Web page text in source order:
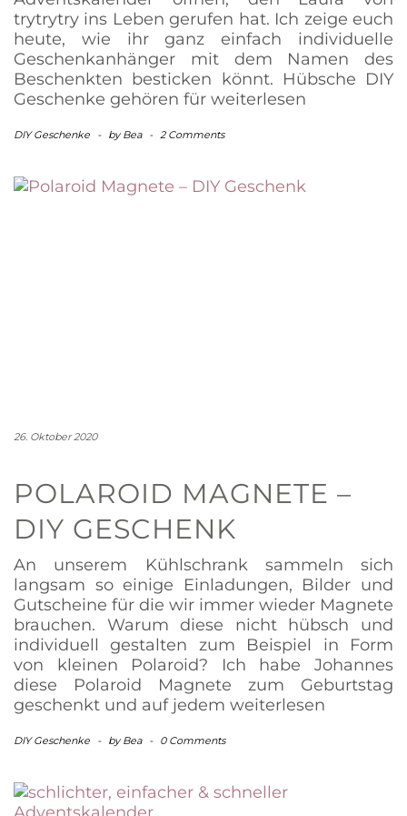
trytrytry ins Leben gerufen hat. Ich zeige euch
heute, wie ihr ganz einfach individuelle
Geschenkanhänger mit dem Namen des
Beschenkten besticken könnt. Hübsche DIY
Geschenke gehören für weiterlesen
DIY Geschenke - byBea - 2 Comments
26. Oktober 2020
POLAROID MAGNETE –
DIY GESCHENK
An unserem Kühlschrank sammeln sich
langsam so einige Einladungen, Bilder und
Gutscheine für die wir immer wieder Magnete
brauchen. Warum diese nicht hübsch und
individuell gestalten zum Beispiel in Form
von kleinen Polaroid? Ich habe Johannes
diese Polaroid Magnete zum Geburtstag
geschenkt und auf jedem weiterlesen
DIY Geschenke - byBea - 0 Comments